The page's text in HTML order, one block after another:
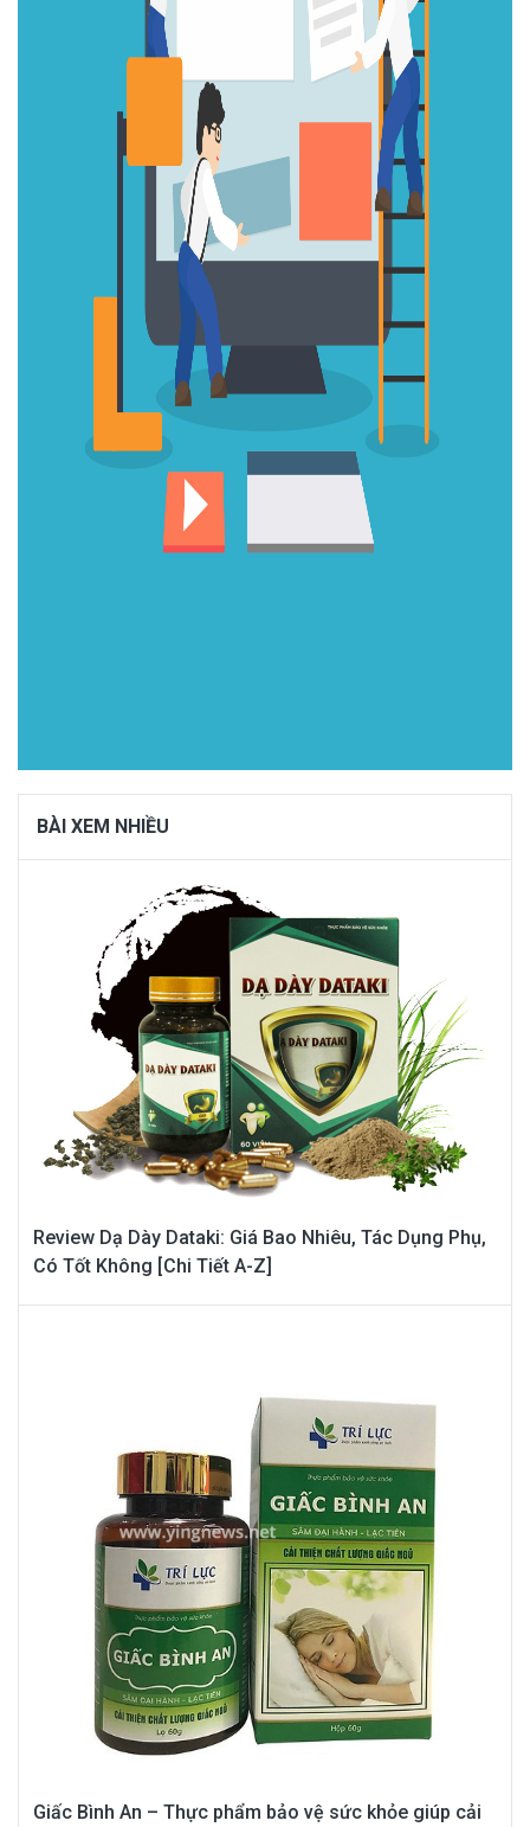
BÀI XEM NHIỀU
Review Dạ Dày Dataki: Giá Bao Nhiêu, Tác Dụng Phụ,
Có Tốt Không [Chi Tiết A-Z]
Giấc Bình An – Thực phẩm bảo vệ sức khỏe giúp cải